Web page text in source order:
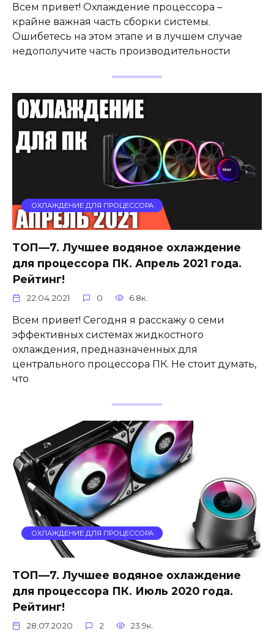
Всем привет! Охлаждение процессора –
крайне важная часть сборки системы.
Ошибетесь на этом этапе и в лучшем случае
недополучите часть производительности
ОХЛАЖДЕНИЕ ДЛЯ ПРОЦЕССОРА
ТОП—7. Лучшее водяное охлаждение
для процессора ПК. Апрель 2021 года.
Рейтинг!
22.04.2021 0 6.8к.
Всем привет! Сегодня я расскажу о семи
эффективных системах жидкостного
охлаждения, предназначенных для
центрального процессора ПК. Не стоит думать,
что
ОХЛАЖДЕНИЕ ДЛЯ ПРОЦЕССОРА
ТОП—7. Лучшее водяное охлаждение
для процессора ПК. Июль 2020 года.
Рейтинг!
28.07.2020 2 23.9к.